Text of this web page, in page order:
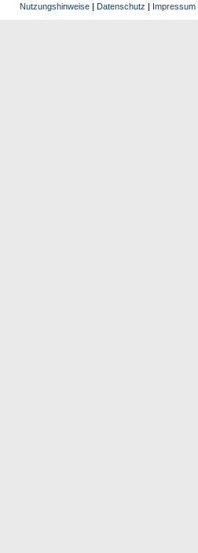
Nutzungshinweise | Datenschutz | Impressum